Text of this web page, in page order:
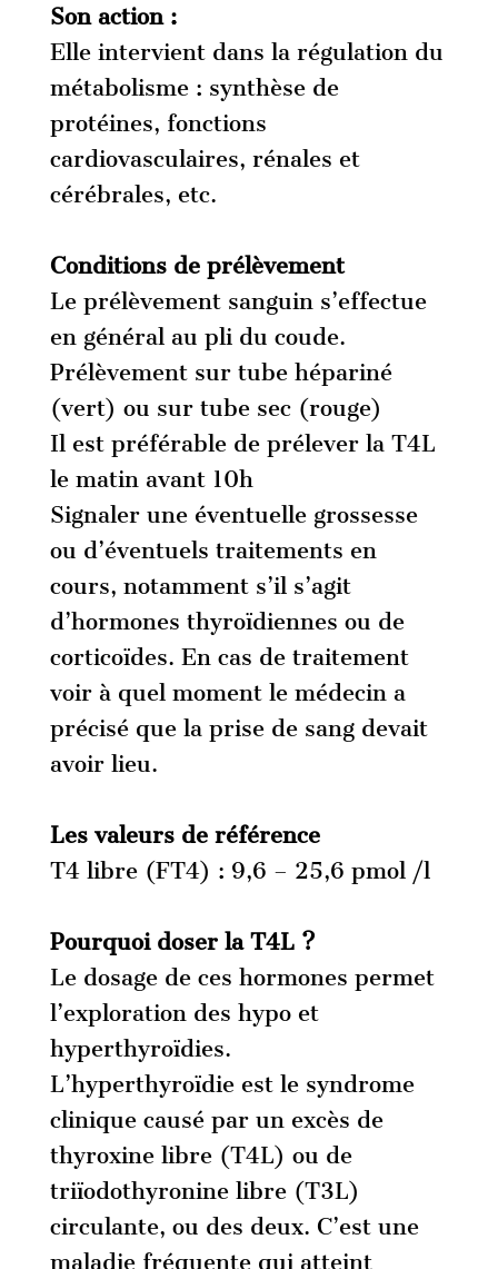
Son action :
Elle intervient dans la régulation du
métabolisme : synthèse de
protéines, fonctions
cardiovasculaires, rénales et
cérébrales, etc.
Conditions de prélèvement
Le prélèvement sanguin s’effectue
en général au pli du coude.
Prélèvement sur tube hépariné
(vert) ou sur tube sec (rouge)
Il est préférable de prélever la T4L
le matin avant 10h
Signaler une éventuelle grossesse
ou d’éventuels traitements en
cours, notamment s’il s’agit
d’hormones thyroïdiennes ou de
corticoïdes. En cas de traitement
voir à quel moment le médecin a
précisé que la prise de sang devait
avoir lieu.
Les valeurs de référence
T4 libre (FT4) : 9,6 – 25,6 pmol /l
Pourquoi doser la T4L ?
Le dosage de ces hormones permet
l’exploration des hypo et
hyperthyroïdies.
L’hyperthyroïdie est le syndrome
clinique causé par un excès de
thyroxine libre (T4L) ou de
triïodothyronine libre (T3L)
circulante, ou des deux. C’est une
maladie fréquente qui atteint